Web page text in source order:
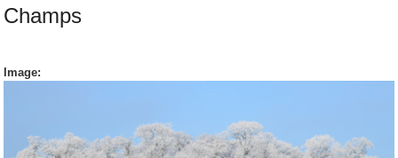
Champs
Image: